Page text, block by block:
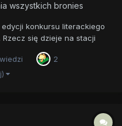
wszystkich bronies
konkursu literackiego
Rzecz się dzieje na stacji
osądzony największy
to bywa z wielkimi
nie po myśli
2